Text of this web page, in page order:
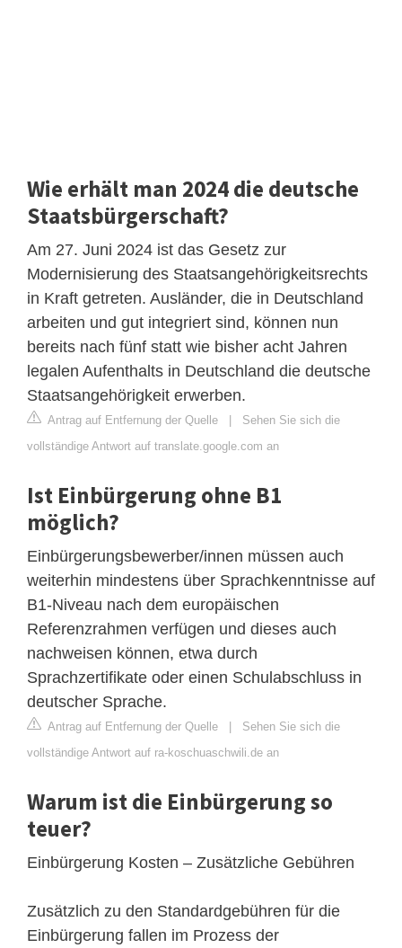
Wie erhält man 2024 die deutsche
Staatsbürgerschaft?
Am 27. Juni 2024 ist das Gesetz zur
Modernisierung des Staatsangehörigkeitsrechts
in Kraft getreten. Ausländer, die in Deutschland
arbeiten und gut integriert sind, können nun
bereits nach fünf statt wie bisher acht Jahren
legalen Aufenthalts in Deutschland die deutsche
Staatsangehörigkeit erwerben.
Antrag auf Entfernung der Quelle | Sehen Sie sich die
vollständige Antwort auf translate.google.com an
Ist Einbürgerung ohne B1
möglich?
Einbürgerungsbewerber/innen müssen auch
weiterhin mindestens über Sprachkenntnisse auf
B1-Niveau nach dem europäischen
Referenzrahmen verfügen und dieses auch
nachweisen können, etwa durch
Sprachzertifikate oder einen Schulabschluss in
deutscher Sprache.
Antrag auf Entfernung der Quelle | Sehen Sie sich die
vollständige Antwort auf ra-koschuaschwili.de an
Warum ist die Einbürgerung so
teuer?
Einbürgerung Kosten – Zusätzliche Gebühren
Zusätzlich zu den Standardgebühren für die
Einbürgerung fallen im Prozess der